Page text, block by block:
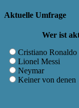
Aktuelle Umfrage
Wer ist
Cristiano Ronaldo
Lionel Messi
Neymar
Keiner von denen